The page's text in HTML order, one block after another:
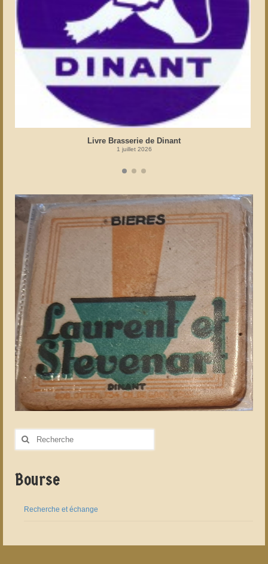
Livre Brasserie de Dinant
1 juillet 2026
Rechercher
Bourse
Recherche et échange